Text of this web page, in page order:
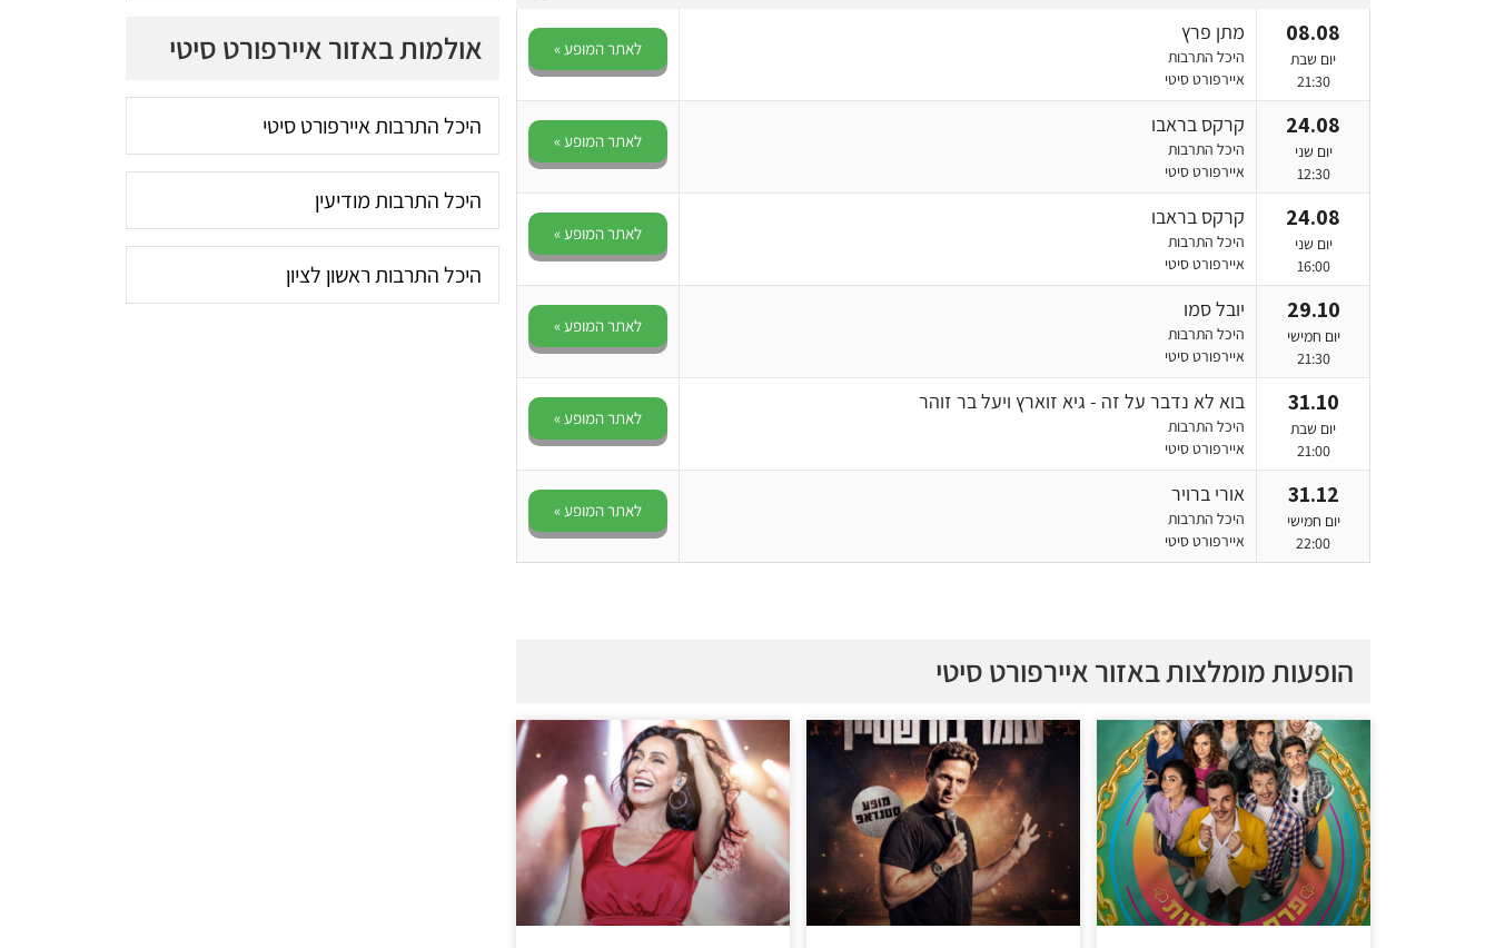
08.08
יום שבת
21:30
מתן פרץ
היכל התרבות
איירפורט סיטי
לאתר המופע »
24.08
יום שני
12:30
קרקס בראבו
היכל התרבות
איירפורט סיטי
לאתר המופע »
24.08
יום שני
16:00
קרקס בראבו
היכל התרבות
איירפורט סיטי
לאתר המופע »
29.10
יום חמישי
21:30
יובל סמו
היכל התרבות
איירפורט סיטי
לאתר המופע »
31.10
יום שבת
21:00
בוא לא נדבר על זה - גיא זוארץ ויעל בר זוהר
היכל התרבות
איירפורט סיטי
לאתר המופע »
31.12
יום חמישי
22:00
אורי ברויר
היכל התרבות
איירפורט סיטי
לאתר המופע »
הופעות מומלצות באזור איירפורט סיטי
אולמות באזור איירפורט סיטי
היכל התרבות איירפורט סיטי
היכל התרבות מודיעין
היכל התרבות ראשון לציון